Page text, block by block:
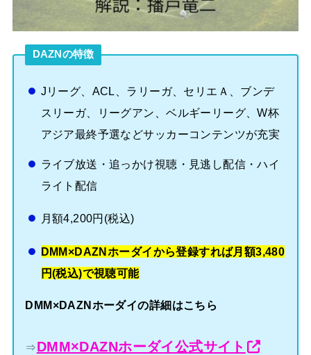
DAZNの特徴
Jリーグ、ACL、ラリーガ、セリエＡ、ブンデ
スリーガ、リーグアン、ベルギーリーグ、W杯
アジア最終予選などサッカーコンテンツが充実
ライブ放送・追っかけ視聴・見逃し配信・ハイ
ライト配信
月額4,200円(税込)
DMM×DAZNホーダイから登録すれば月額3,480
円(税込)で視聴可能
DMM×DAZNホーダイの詳細はこちら
⇒DMM×DAZNホーダイ公式サイト